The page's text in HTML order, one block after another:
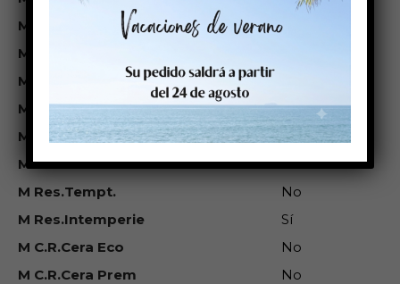
M Inkjet
Sí
M Láser
M Res.Agua
M Res.Ag.Salada
No
M Res.Sol
Baja
M Res.Gasolina
No
M Res.Tempt.
No
M Res.Intemperie
Sí
M C.R.Cera Eco
No
M C.R.Cera Prem
No